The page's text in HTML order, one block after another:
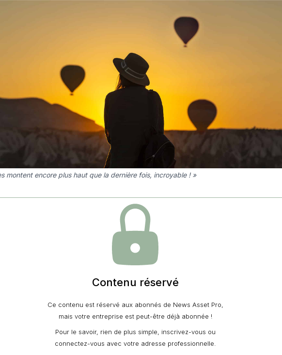
montent encore plus haut que la dernière fois, incroyable ! »
Contenu réservé
Ce contenu est réservé aux abonnés de News Asset Pro,
mais votre entreprise est peut-être déjà abonnée !
Pour le savoir, rien de plus simple, inscrivez-vous ou
connectez-vous avec votre adresse professionnelle.